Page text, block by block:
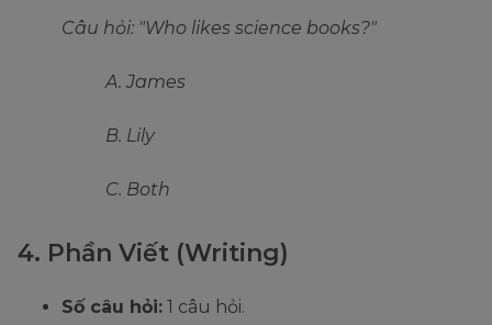
Câu hỏi: "Who likes science books?"
A. James
B. Lily
C. Both
4. Phần Viết (Writing)
Số câu hỏi: 1 câu hỏi.